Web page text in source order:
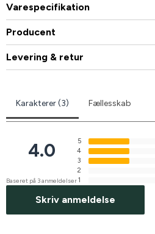
Varespecifikation
Producent
Levering & retur
Karakterer (3) Fællesskab
4.0
Baseret på 3 anmeldelser
5
4
3
2
1
Skriv anmeldelse